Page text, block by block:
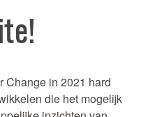
Change in 2021 hard
die het mogelijk